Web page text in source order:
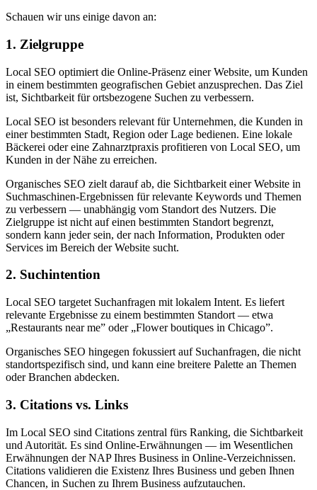
Schauen wir uns einige davon an:
1. Zielgruppe
Local SEO optimiert die Online-Präsenz einer Website, um Kunden
in einem bestimmten geografischen Gebiet anzusprechen. Das Ziel
ist, Sichtbarkeit für ortsbezogene Suchen zu verbessern.
Local SEO ist besonders relevant für Unternehmen, die Kunden in
einer bestimmten Stadt, Region oder Lage bedienen. Eine lokale
Bäckerei oder eine Zahnarztpraxis profitieren von Local SEO, um
Kunden in der Nähe zu erreichen.
Organisches SEO zielt darauf ab, die Sichtbarkeit einer Website in
Suchmaschinen-Ergebnissen für relevante Keywords und Themen
zu verbessern — unabhängig vom Standort des Nutzers. Die
Zielgruppe ist nicht auf einen bestimmten Standort begrenzt,
sondern kann jeder sein, der nach Information, Produkten oder
Services im Bereich der Website sucht.
2. Suchintention
Local SEO targetet Suchanfragen mit lokalem Intent. Es liefert
relevante Ergebnisse zu einem bestimmten Standort — etwa
„Restaurants near me” oder „Flower boutiques in Chicago”.
Organisches SEO hingegen fokussiert auf Suchanfragen, die nicht
standortspezifisch sind, und kann eine breitere Palette an Themen
oder Branchen abdecken.
3. Citations vs. Links
Im Local SEO sind Citations zentral fürs Ranking, die Sichtbarkeit
und Autorität. Es sind Online-Erwähnungen — im Wesentlichen
Erwähnungen der NAP Ihres Business in Online-Verzeichnissen.
Citations validieren die Existenz Ihres Business und geben Ihnen
Chancen, in Suchen zu Ihrem Business aufzutauchen.